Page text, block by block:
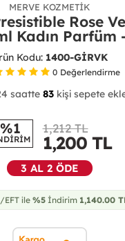
MERVE KOZMETIK
Rose
Kadın Parfüm
Kodu: 1400-GİRVK
0 Değerlendirme
39
saatte 83 kişi sepete
24
%1 1,212 TL
1,200TL
3 AL 2 ÖDE
ile %5 İndirim 1,140.00